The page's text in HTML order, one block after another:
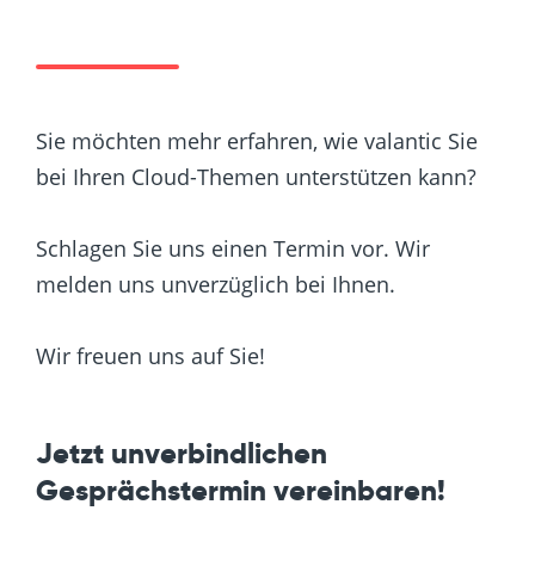
Sie möchten mehr erfahren, wie valantic Sie
bei Ihren Cloud-Themen unterstützen kann?
Schlagen Sie uns einen Termin vor. Wir
melden uns unverzüglich bei Ihnen.
Wir freuen uns auf Sie!
Jetzt unverbindlichen
Gesprächstermin vereinbaren!